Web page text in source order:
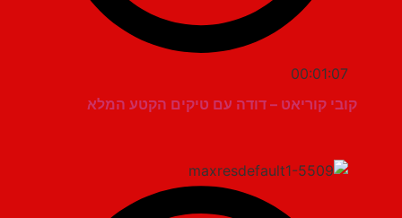
00:01:07
קובי קוריאט – דודה עם טיקים הקטע המלא